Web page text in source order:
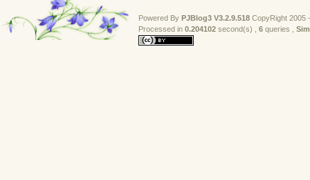
Powered By PJBlog3 V3.2.9.518 CopyRight 2005
Processed in 0.204102 second(s) , 6 queries ,